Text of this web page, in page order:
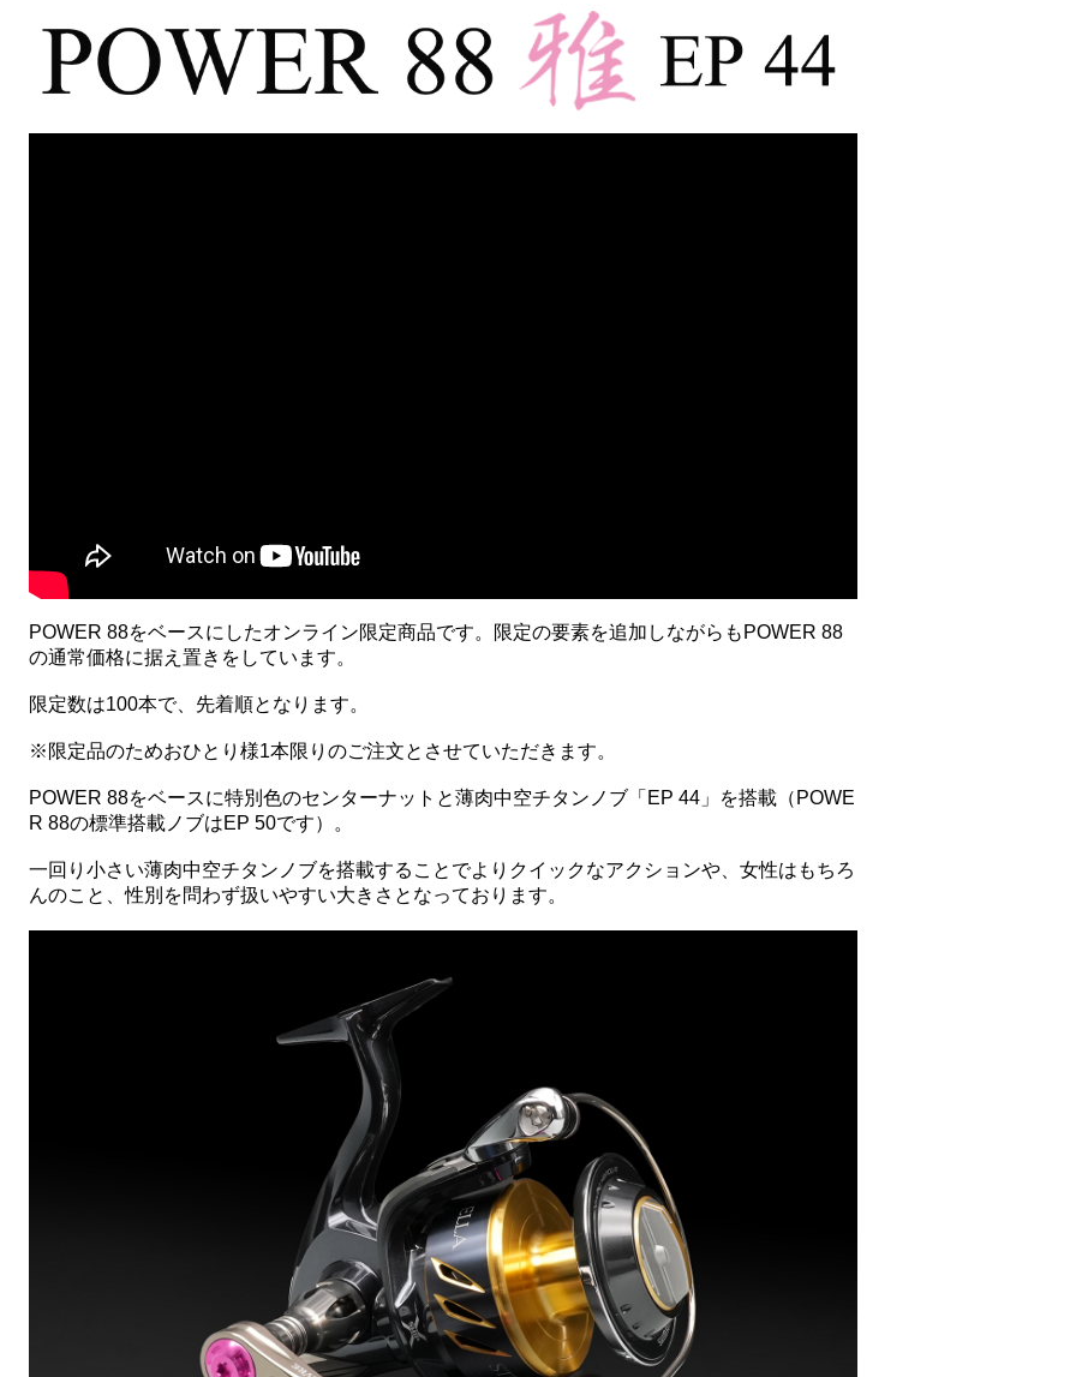
POWER 88をベースにしたオンライン限定商品です。限定の要素を追加しながらもPOWER 88
の通常価格に据え置きをしています。
限定数は100本で、先着順となります。
※限定品のためおひとり様1本限りのご注文とさせていただきます。
POWER 88をベースに特別色のセンターナットと薄肉中空チタンノブ「EP 44」を搭載（POWE
R 88の標準搭載ノブはEP 50です）。
一回り小さい薄肉中空チタンノブを搭載することでよりクイックなアクションや、女性はもちろ
んのこと、性別を問わず扱いやすい大きさとなっております。